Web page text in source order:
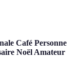
Café Personne
Noël Amateur